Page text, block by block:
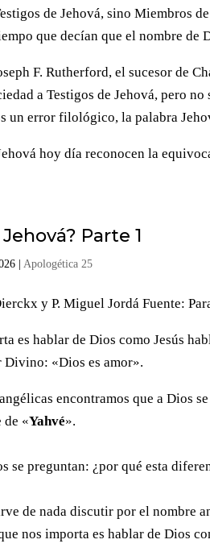
de Jehová, sino Miembros
que decían que el nombre de
F. Rutherford, el sucesor de
a Testigos de Jehová, pero
un error filológico, la palabra
hoy día reconocen la
Jehová? Parte 1
|Apologética 25
y P. Miguel Jordá Fuente:
es hablar de Dios como Jesús
Divino: «Dios es amor».
encontramos que a Dios
de «Yahvé».
se preguntan: ¿por qué esta
de nada discutir por el nombre
nos importa es hablar de Dios